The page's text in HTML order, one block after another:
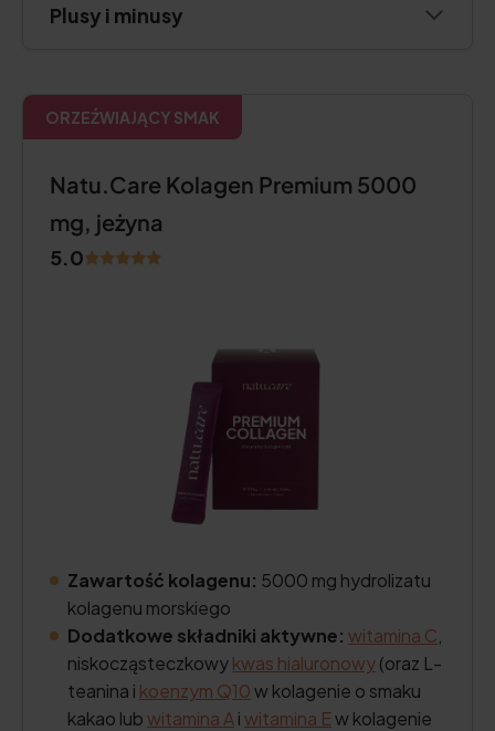
Plusy i minusy
ORZEŹWIAJĄCY SMAK
Natu.Care Kolagen Premium 5000
mg, jeżyna
5.0
Zawartość kolagenu: 5000 mg hydrolizatu
kolagenu morskiego
Dodatkowe składniki aktywne: witamina C
niskocząsteczkowykwas hialuronowy(oraz L-
teanina i koenzym Q10w kolagenie o smaku
kakao lubwitamina Aiwitamina Ew kolagenie